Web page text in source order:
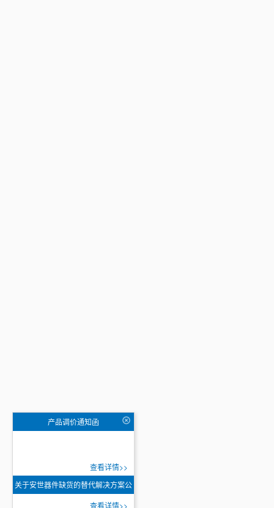
产品调价通知函
查看详情>>
关于安世器件缺货的替代解决方案公
查看详情>>